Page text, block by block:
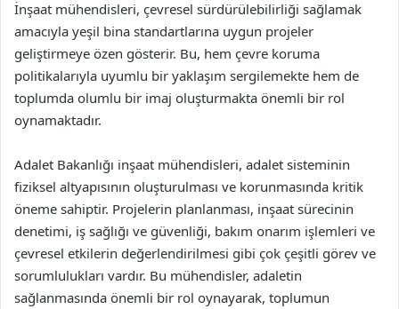
İnşaat mühendisleri, çevresel sürdürülebilirliği sağlamak
amacıyla yeşil bina standartlarına uygun projeler
geliştirmeye özen gösterir. Bu, hem çevre koruma
politikalarıyla uyumlu bir yaklaşım sergilemekte hem de
toplumda olumlu bir imaj oluşturmakta önemli bir rol
oynamaktadır.
Adalet Bakanlığı inşaat mühendisleri, adalet sisteminin
fiziksel altyapısının oluşturulması ve korunmasında kritik
öneme sahiptir. Projelerin planlanması, inşaat sürecinin
denetimi, iş sağlığı ve güvenliği, bakım onarım işlemleri ve
çevresel etkilerin değerlendirilmesi gibi çok çeşitli görev ve
sorumlulukları vardır. Bu mühendisler, adaletin
sağlanmasında önemli bir rol oynayarak, toplumun